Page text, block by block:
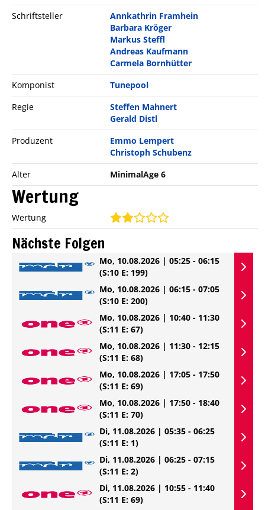
Schriftsteller
Annkathrin Framhein
Barbara Kröger
Markus Steffl
Andreas Kaufmann
Carmela Bornhütter
Komponist
Tunepool
Regie
Steffen Mahnert
Gerald Distl
Produzent
Emmo Lempert
Christoph Schubenz
Alter
MinimalAge 6
Wertung
Wertung
Nächste Folgen
Mo, 10.08.2026 | 05:25 - 06:15
(S:10 E: 199)
Mo, 10.08.2026 | 06:15 - 07:05
(S:10 E: 200)
Mo, 10.08.2026 | 10:40 - 11:30
(S:11 E: 67)
Mo, 10.08.2026 | 11:30 - 12:15
(S:11 E: 68)
Mo, 10.08.2026 | 17:05 - 17:50
(S:11 E: 69)
Mo, 10.08.2026 | 17:50 - 18:40
(S:11 E: 70)
Di, 11.08.2026 | 05:35 - 06:25
(S:11 E: 1)
Di, 11.08.2026 | 06:25 - 07:15
(S:11 E: 2)
Di, 11.08.2026 | 10:55 - 11:40
(S:11 E: 69)